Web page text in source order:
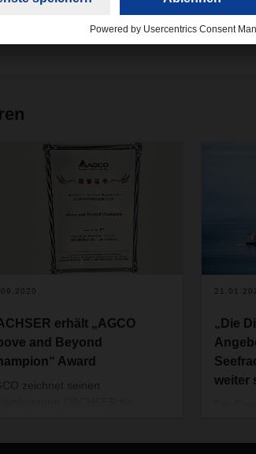
erhält „AGCO
and Beyond
Award
zeichnet seinen
„Die
weiter